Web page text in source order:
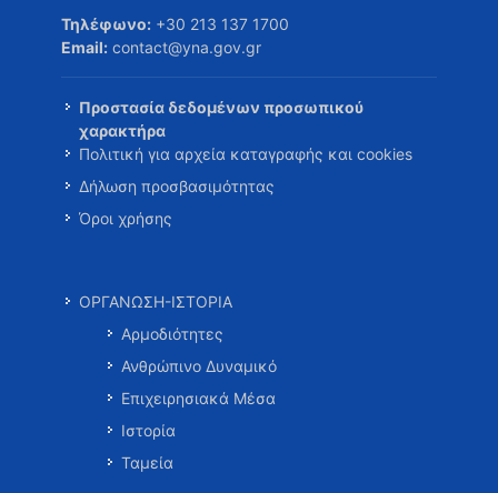
Τηλέφωνο: +30 213 137 1700
Email: contact@yna.gov.gr
Προστασία δεδομένων προσωπικού
χαρακτήρα
Πολιτική για αρχεία καταγραφής και cookies
Δήλωση προσβασιμότητας
Όροι χρήσης
ΟΡΓΑΝΩΣΗ-ΙΣΤΟΡΙΑ
Αρμοδιότητες
Ανθρώπινο Δυναμικό
Επιχειρησιακά Μέσα
Ιστορία
Ταμεία